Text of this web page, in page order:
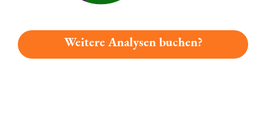
Weitere Analysen buchen?